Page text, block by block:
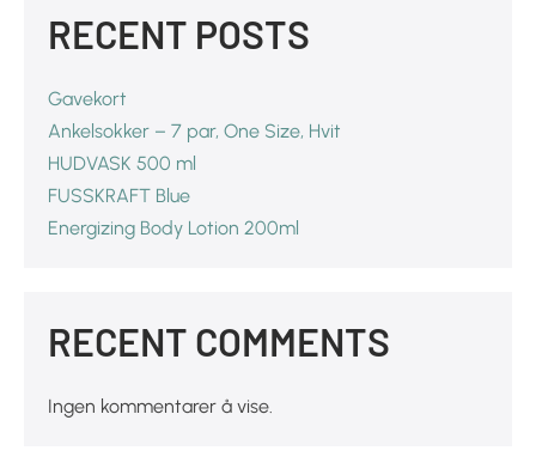
RECENT POSTS
Gavekort
Ankelsokker – 7 par, One Size, Hvit
HUDVASK 500 ml
FUSSKRAFT Blue
Energizing Body Lotion 200ml
RECENT COMMENTS
Ingen kommentarer å vise.